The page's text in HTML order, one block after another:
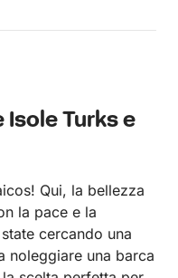
Turks e
Qui, la bellezza
la pace e la
cercando una
noleggiare una barca